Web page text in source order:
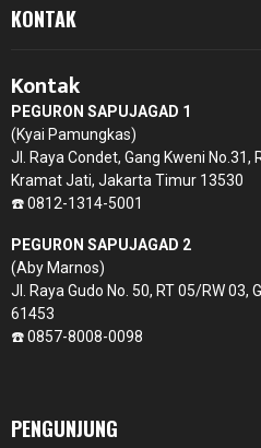
KONTAK
Kontak
PEGURON SAPUJAGAD 1
(Kyai Pamungkas)
Jl. Raya Condet, Gang Kweni No.31,
Kramat Jati, Jakarta Timur 13530
☎️ 0812-1314-5001
PEGURON SAPUJAGAD 2
(Aby Marnos)
Jl. Raya Gudo No. 50, RT 05/RW
61453
☎️ 0857-8008-0098
PENGUNJUNG